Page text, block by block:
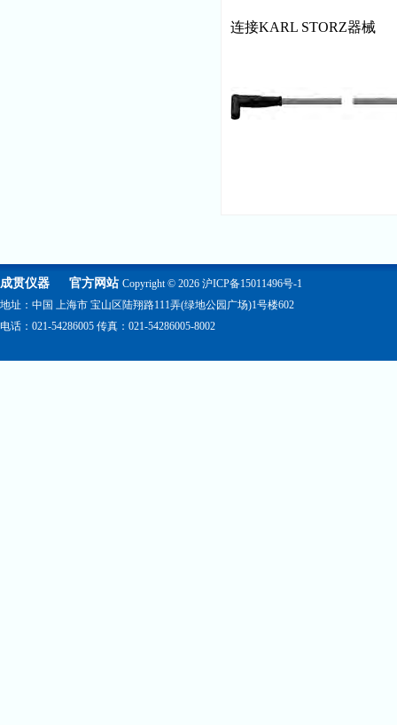
连接KARL STORZ器械
成贯仪器 官方网站 Copyright © 2026 沪ICP备15011496号-1
地址：中国 上海市 宝山区陆翔路111弄(绿地公园广场)1号楼602
电话：021-54286005 传真：021-54286005-8002